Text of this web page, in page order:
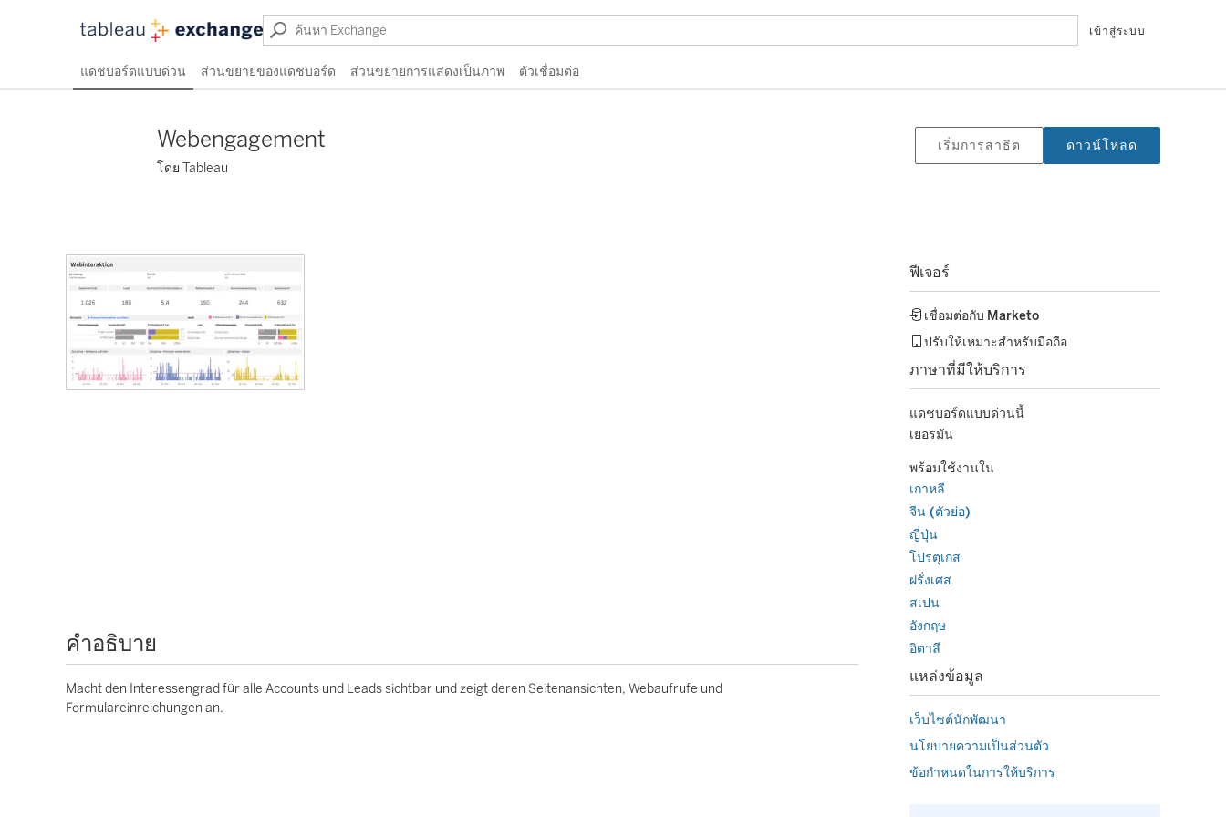
เข้าสู่ระบบ
แดชบอร์ดแบบด่วน ส่วนขยายของแดชบอร์ด ส่วนขยายการแสดงเป็นภาพ ตัวเชื่อมต่อ
Webengagement
โดย Tableau
เริ่มการสาธิต ดาวน์โหลด
คำอธิบาย
Macht den Interessengrad für alle Accounts und Leads sichtbar und zeigt deren Seitenansichten, Webaufrufe und
Formulareinreichungen an.
ฟีเจอร์
เชื่อมต่อกับ Marketo
ปรับให้เหมาะสำหรับมือถือ
ภาษาที่มีให้บริการ
แดชบอร์ดแบบด่วนนี้
เยอรมัน
พร้อมใช้งานใน
เกาหลี
จีน (ตัวย่อ)
ญี่ปุ่น
โปรตุเกส
ฝรั่งเศส
สเปน
อังกฤษ
อิตาลี
แหล่งข้อมูล
เว็บไซต์นักพัฒนา
นโยบายความเป็นส่วนตัว
ข้อกำหนดในการให้บริการ